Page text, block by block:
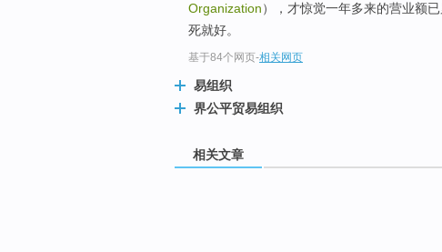
Organization），才惊觉一年多来的营业额
死就好。
基于84个网页-相关网页
易组织
界公平贸易组织
相关文章